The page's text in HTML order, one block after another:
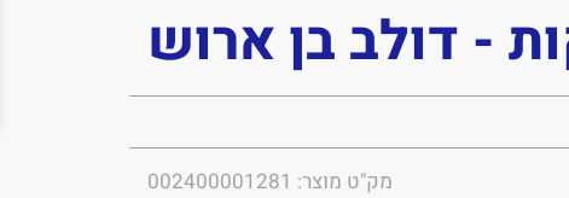
- דולב בן ארוש
מק"ט מוצר: 002400001281